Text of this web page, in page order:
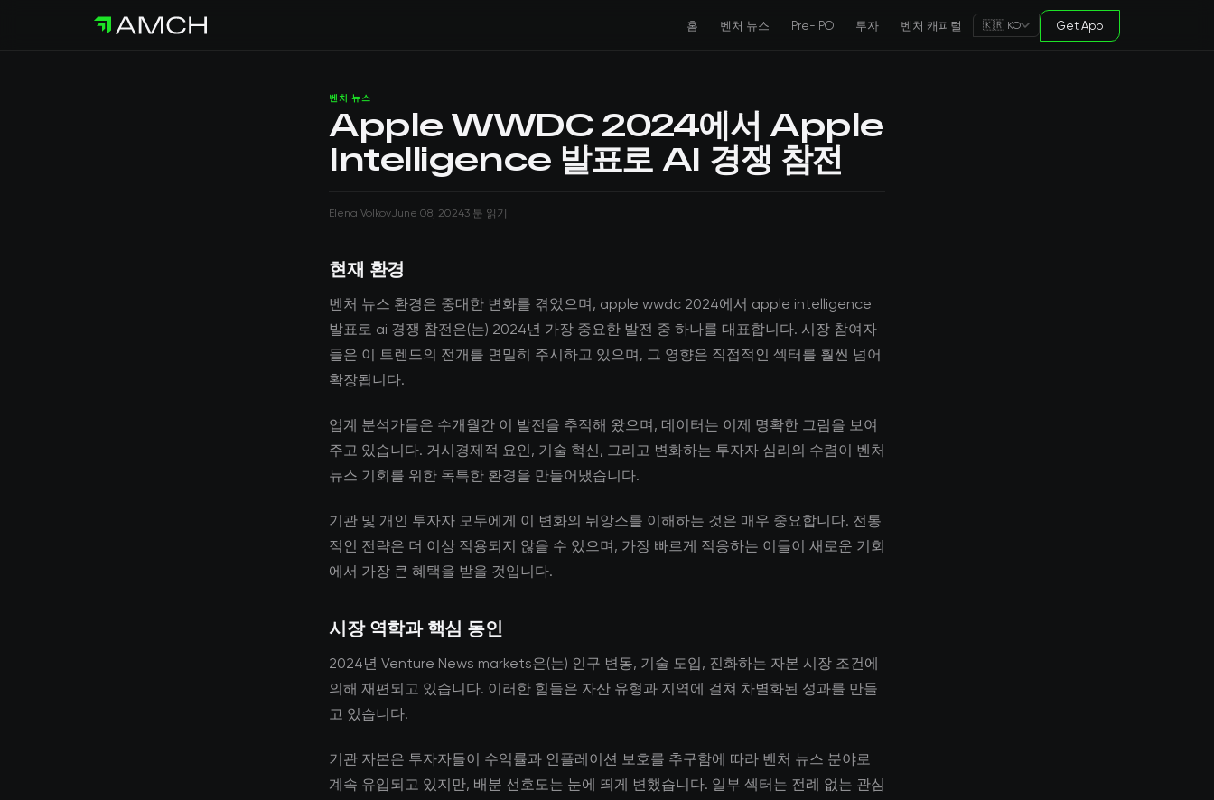
홈 벤처 뉴스 Pre-IPO 투자 벤처 캐피털 🇰🇷 KO Get App
벤처 뉴스
Apple WWDC 2024에서 Apple
Intelligence 발표로 AI 경쟁 참전
Elena VolkovJune 08, 20243 분 읽기
현재 환경
벤처 뉴스 환경은 중대한 변화를 겪었으며, apple wwdc 2024에서 apple intelligence
발표로 ai 경쟁 참전은(는) 2024년 가장 중요한 발전 중 하나를 대표합니다. 시장 참여자
들은 이 트렌드의 전개를 면밀히 주시하고 있으며, 그 영향은 직접적인 섹터를 훨씬 넘어
확장됩니다.
업계 분석가들은 수개월간 이 발전을 추적해 왔으며, 데이터는 이제 명확한 그림을 보여
주고 있습니다. 거시경제적 요인, 기술 혁신, 그리고 변화하는 투자자 심리의 수렴이 벤처
뉴스 기회를 위한 독특한 환경을 만들어냈습니다.
기관 및 개인 투자자 모두에게 이 변화의 뉘앙스를 이해하는 것은 매우 중요합니다. 전통
적인 전략은 더 이상 적용되지 않을 수 있으며, 가장 빠르게 적응하는 이들이 새로운 기회
에서 가장 큰 혜택을 받을 것입니다.
시장 역학과 핵심 동인
2024년 Venture News markets은(는) 인구 변동, 기술 도입, 진화하는 자본 시장 조건에
의해 재편되고 있습니다. 이러한 힘들은 자산 유형과 지역에 걸쳐 차별화된 성과를 만들
고 있습니다.
기관 자본은 투자자들이 수익률과 인플레이션 보호를 추구함에 따라 벤처 뉴스 분야로
계속 유입되고 있지만, 배분 선호도는 눈에 띄게 변했습니다. 일부 섹터는 전례 없는 관심